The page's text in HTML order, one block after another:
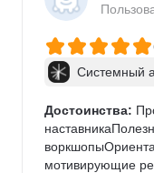
Системный
Достоинства:
мотивирующие